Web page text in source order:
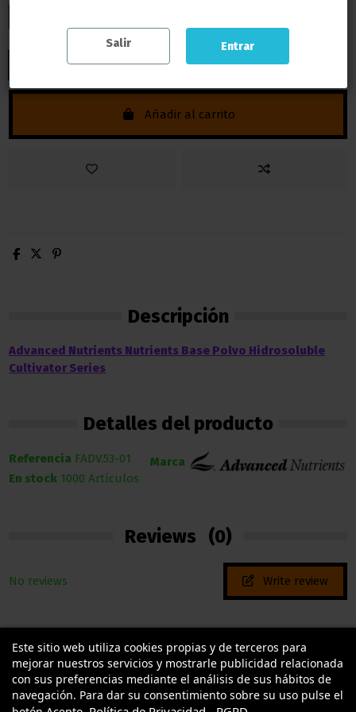
Añadir al carrito
Descripción
Advanced Nutrients Nutrients Base Polvo Hidrosoluble
Cultivator Series
Detalles del producto
Marca
Referencia FADV.53-01
En stock 1000 Artículos
Reviews (0)
No reviews Write review
Salir Entrar
Este sitio web utiliza cookies propias y de terceros para
mejorar nuestros servicios y mostrarle publicidad relacionada
con sus preferencias mediante el análisis de sus hábitos de
navegación. Para dar su consentimiento sobre su uso pulse el